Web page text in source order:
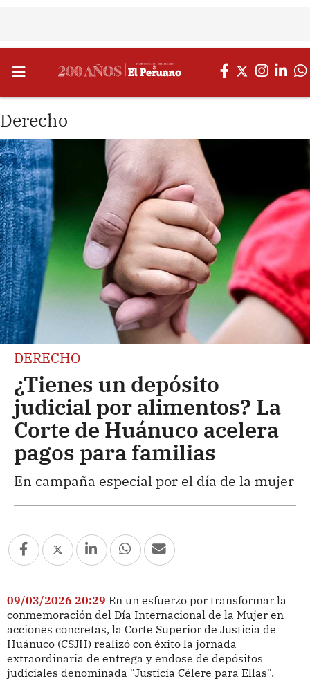
Derecho
DERECHO
¿Tienes un depósito
judicial por alimentos? La
Corte de Huánuco acelera
pagos para familias
En campaña especial por el día de la mujer
09/03/2026 20:29 En un esfuerzo por transformar la
conmemoración del Día Internacional de la Mujer en
acciones concretas, la Corte Superior de Justicia de
Huánuco (CSJH) realizó con éxito la jornada
extraordinaria de entrega y endose de depósitos
judiciales denominada "Justicia Célere para Ellas".